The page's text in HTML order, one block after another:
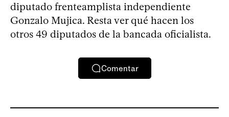
diputado frenteamplista independiente
Gonzalo Mujica. Resta ver qué hacen los
otros 49 diputados de la bancada oficialista.
Comentar